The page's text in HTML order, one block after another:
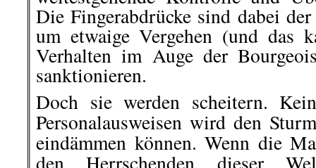
Die Fingerabdrücke sind dabei
um etwaige Vergehen (und das
Verhalten im Auge der
sanktionieren.
Doch sie werden scheitern.
Personalausweisen wird den
eindämmen können. Wenn die
den Herrschenden dieser